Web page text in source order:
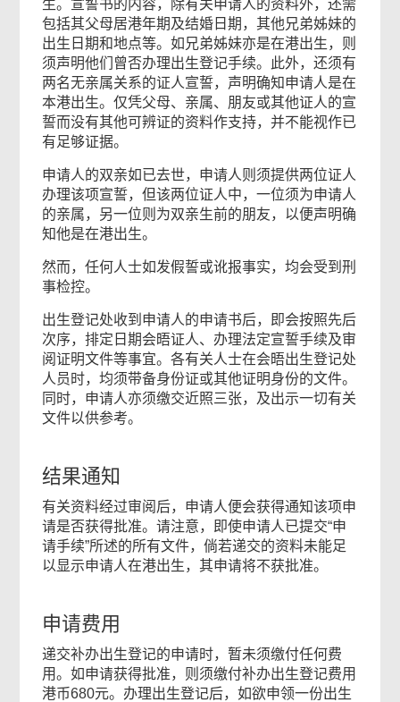
生。宣誓书的内容，除有关申请人的资料外，还需
包括其父母居港年期及结婚日期，其他兄弟姊妹的
出生日期和地点等。如兄弟姊妹亦是在港出生，则
须声明他们曾否办理出生登记手续。此外，还须有
两名无亲属关系的证人宣誓，声明确知申请人是在
本港出生。仅凭父母、亲属、朋友或其他证人的宣
誓而没有其他可辨证的资料作支持，并不能视作已
有足够证据。
申请人的双亲如已去世，申请人则须提供两位证人
办理该项宣誓，但该两位证人中，一位须为申请人
的亲属，另一位则为双亲生前的朋友，以便声明确
知他是在港出生。
然而，任何人士如发假誓或讹报事实，均会受到刑
事检控。
出生登记处收到申请人的申请书后，即会按照先后
次序，排定日期会晤证人、办理法定宣誓手续及审
阅证明文件等事宜。各有关人士在会晤出生登记处
人员时，均须带备身份证或其他证明身份的文件。
同时，申请人亦须缴交近照三张，及出示一切有关
文件以供参考。
结果通知
有关资料经过审阅后，申请人便会获得通知该项申
请是否获得批准。请注意，即使申请人已提交“申
请手续”所述的所有文件，倘若递交的资料未能足
以显示申请人在港出生，其申请将不获批准。
申请费用
递交补办出生登记的申请时，暂未须缴付任何费
用。如申请获得批准，则须缴付补办出生登记费用
港币680元。办理出生登记后，如欲申领一份出生